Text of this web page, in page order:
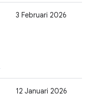
3 Februari 2026
12 Januari 2026